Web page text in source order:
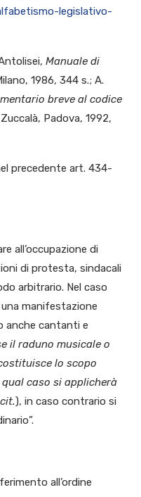
legislativo-
Manuale di
1986, 344 s.; A.
breve al codice
Padova, 1992,
precedente art. 434-
all’occupazione di
di protesta, sindacali
arbitrario. Nel caso
manifestazione
anche cantanti e
il raduno musicale o
lo scopo
qual caso si applicherà
cit.), in caso contrario si
all’ordine